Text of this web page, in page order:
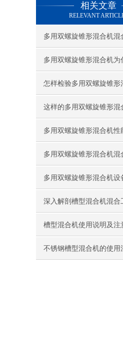
相关文章
RELEVANT
多用双螺旋锥形混合机混
是理想
多用双螺旋锥形混合机为
这么好的混合效果？
怎样检验多用双螺旋锥形
合质量?
这样的多用双螺旋锥形混
想要的那一款
多用双螺旋锥形混合机性
这些能说明
多用双螺旋锥形混合机混
多用双螺旋锥形混合机设
哪些
深入解剖槽型混合机混合
槽型混合机使用说明及注
不锈钢槽型混合机的使用